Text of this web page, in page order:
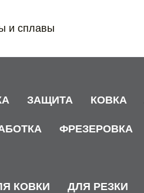
и сплавы
ЗАЩИТА КОВКА
ФРЕЗЕРОВКА
КОВКИ ДЛЯ РЕЗКИ